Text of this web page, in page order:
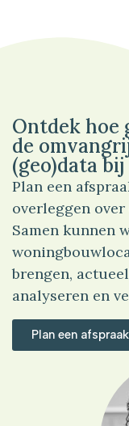
Ontdek hoe
de
(geo)data
Plan een
overleggen
Samen kunnen
brengen,
analyseren en
Plan een afspraak